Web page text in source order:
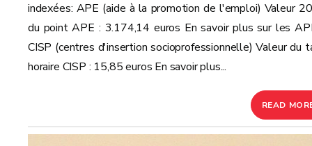
indexées: APE (aide à la promotion de l'emploi) Valeur
du point APE : 3.174,14 euros En savoir plus sur les
CISP (centres d'insertion socioprofessionnelle) Valeur du
horaire CISP : 15,85 euros En savoir plus...
READ